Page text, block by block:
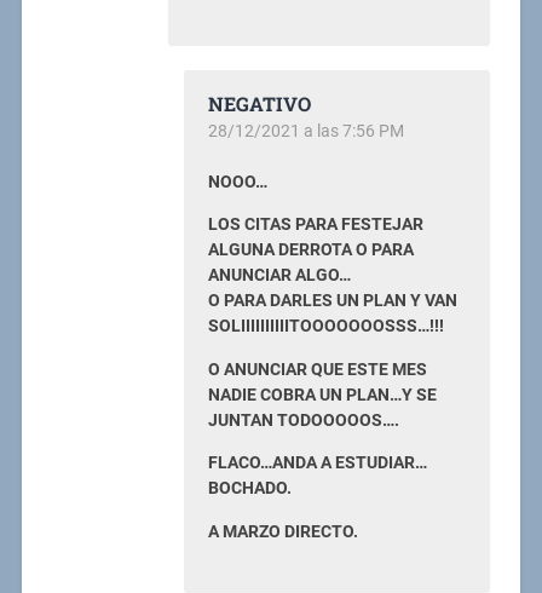
NEGATIVO
28/12/2021 a las 7:56 PM
NOOO…
LOS CITAS PARA FESTEJAR
ALGUNA DERROTA O PARA
ANUNCIAR ALGO…
O PARA DARLES UN PLAN Y VAN
SOLIIIIIIIIIITOOOOOOOSSS…!!!
O ANUNCIAR QUE ESTE MES
NADIE COBRA UN PLAN…Y SE
JUNTAN TODOOOOOS….
FLACO…ANDA A ESTUDIAR…
BOCHADO.
A MARZO DIRECTO.